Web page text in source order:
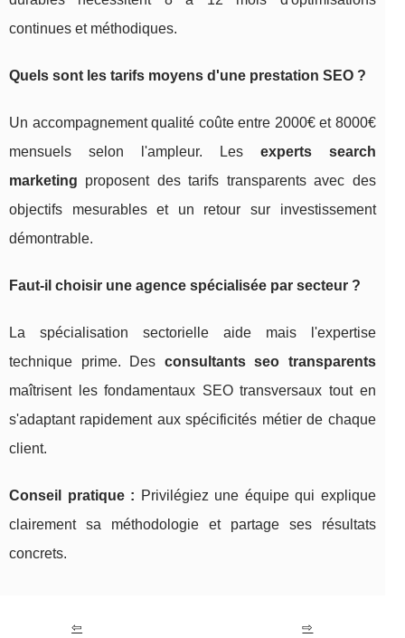
continues et méthodiques.
Quels sont les tarifs moyens d'une prestation SEO ?
Un accompagnement qualité coûte entre 2000€ et 8000€
mensuels selon l'ampleur. Les experts search
marketing proposent des tarifs transparents avec des
objectifs mesurables et un retour sur investissement
démontrable.
Faut-il choisir une agence spécialisée par secteur ?
La spécialisation sectorielle aide mais l'expertise
technique prime. Des consultants seo transparents
maîtrisent les fondamentaux SEO transversaux tout en
s'adaptant rapidement aux spécificités métier de chaque
client.
Conseil pratique : Privilégiez une équipe qui explique
clairement sa méthodologie et partage ses résultats
concrets.